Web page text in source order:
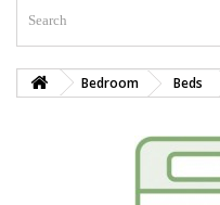
Bedroom Beds